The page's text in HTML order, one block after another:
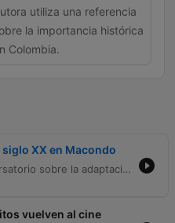
utiliza una referencia
la importancia histórica
Colombia.
XX en Macondo
Este episodio presenta un conversatorio sobre la adaptación audiovisual de 'Cien años de soledad', explorando los retos del guion, el diseño visual de Macondo y la traducción del realismo mágico al lenguaje cinematográfico. A través de la participación de Natalia Santa y Diana Uribe, se analiza cómo la obra de García Márquez entrelaza la ficción con la historia de Colombia, abordando temas como la masacre de las bananeras y el papel fundamental de los personajes femeninos. La conversación profundiza en la conexión entre la narrativa y la realidad política colombiana, analizando la circularidad del tiempo, el aislamiento geográfico y la importancia de rescatar la profundidad social de la novela frente a su sobreexposición. Finalmente, se reflexiona sobre la riqueza poética de la obra y su vínculo con las búsquedas actuales de paz y nuevos pactos sociales en el país.
vuelven al cine